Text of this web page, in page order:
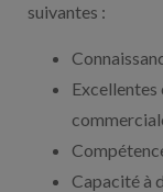
suivantes :
Capacité à